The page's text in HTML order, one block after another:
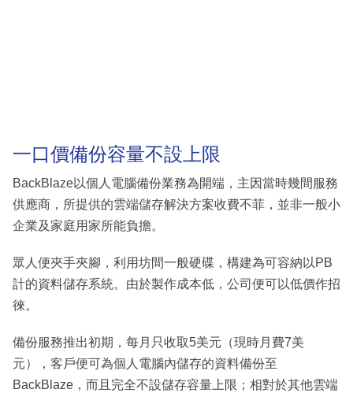
一口價備份容量不設上限
BackBlaze以個人電腦備份業務為開端，主因當時幾間服務
供應商，所提供的雲端儲存解決方案收費不菲，並非一般小
企業及家庭用家所能負擔。
眾人便夾手夾腳，利用坊間一般硬碟，構建為可容納以PB
計的資料儲存系統。由於製作成本低，公司便可以低價作招
徠。
備份服務推出初期，每月只收取5美元（現時月費7美
元），客戶便可為個人電腦內儲存的資料備份至
BackBlaze，而且完全不設儲存容量上限；相對於其他雲端